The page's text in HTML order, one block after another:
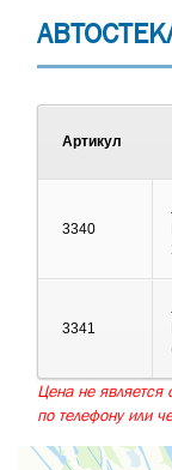
Артикул
3340
3341
Цена не является
по телефону или